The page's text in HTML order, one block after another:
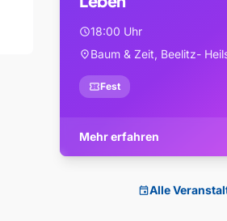
schedule18:00 Uhr
location_onBaum & Zeit, Beelitz-
confirmation_numberFest
Mehr erfahren
eventAlle